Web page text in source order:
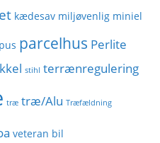
kædesav miljøvenlig miniel
parcelhus Perlite
stihl terrænregulering
træ træ/Alu Træfældning
veteran bil